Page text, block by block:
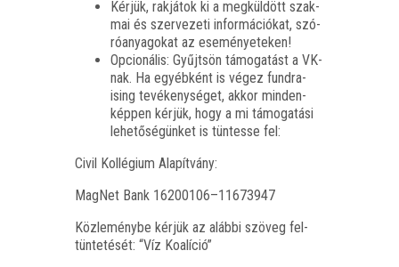
Kér­jük, rak­já­tok ki a meg­kül­dött szak­
mai és szer­ve­ze­ti infor­má­ci­ó­kat, szó­
ró­anya­go­kat az eseményeteken!
Opci­o­ná­lis: Gyűjt­sön támo­ga­tást a VK-
nak. Ha egyéb­ként is végez fund­ra­
ising tevé­keny­sé­get, akkor min­den­
kép­pen kér­jük, hogy a mi támo­ga­tá­si
lehe­tő­sé­gün­ket is tün­tes­se fel:
Civil Kol­lé­gi­um Alapítvány:
Mag­Net Bank 16200106–11673947
Köz­le­mény­be kér­jük az aláb­bi szö­veg fel­
tün­te­té­sét: “Víz Koalíció”